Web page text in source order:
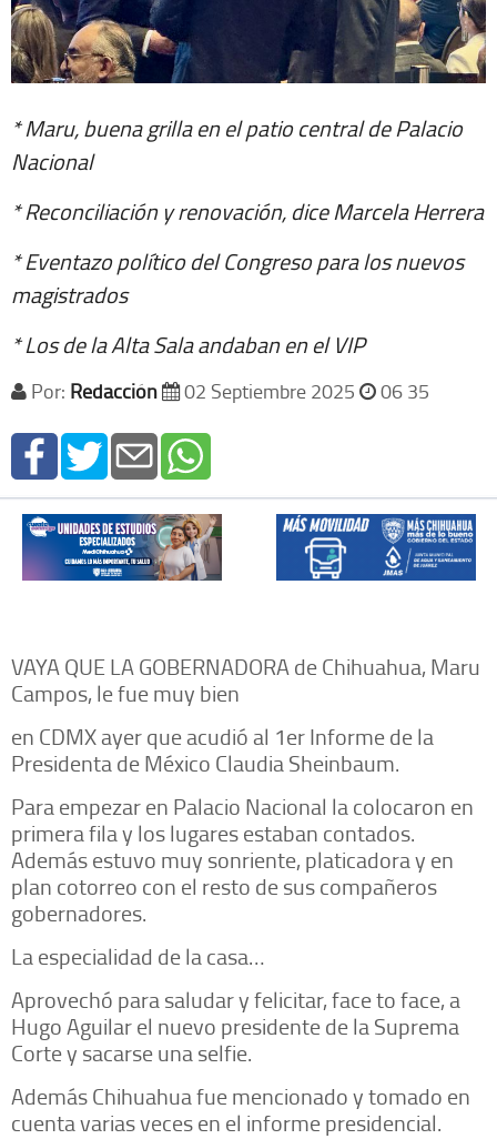
* Maru, buena grilla en el patio central de Palacio
Nacional
* Reconciliación y renovación, dice Marcela Herrera
* Eventazo político del Congreso para los nuevos
magistrados
* Los de la Alta Sala andaban en el VIP
Por: Redacción 02 Septiembre 2025 06 35
VAYA QUE LA GOBERNADORA de Chihuahua, Maru
Campos, le fue muy bien
en CDMX ayer que acudió al 1er Informe de la
Presidenta de México Claudia Sheinbaum.
Para empezar en Palacio Nacional la colocaron en
primera fila y los lugares estaban contados.
Además estuvo muy sonriente, platicadora y en
plan cotorreo con el resto de sus compañeros
gobernadores.
La especialidad de la casa…
Aprovechó para saludar y felicitar, face to face, a
Hugo Aguilar el nuevo presidente de la Suprema
Corte y sacarse una selfie.
Además Chihuahua fue mencionado y tomado en
cuenta varias veces en el informe presidencial.